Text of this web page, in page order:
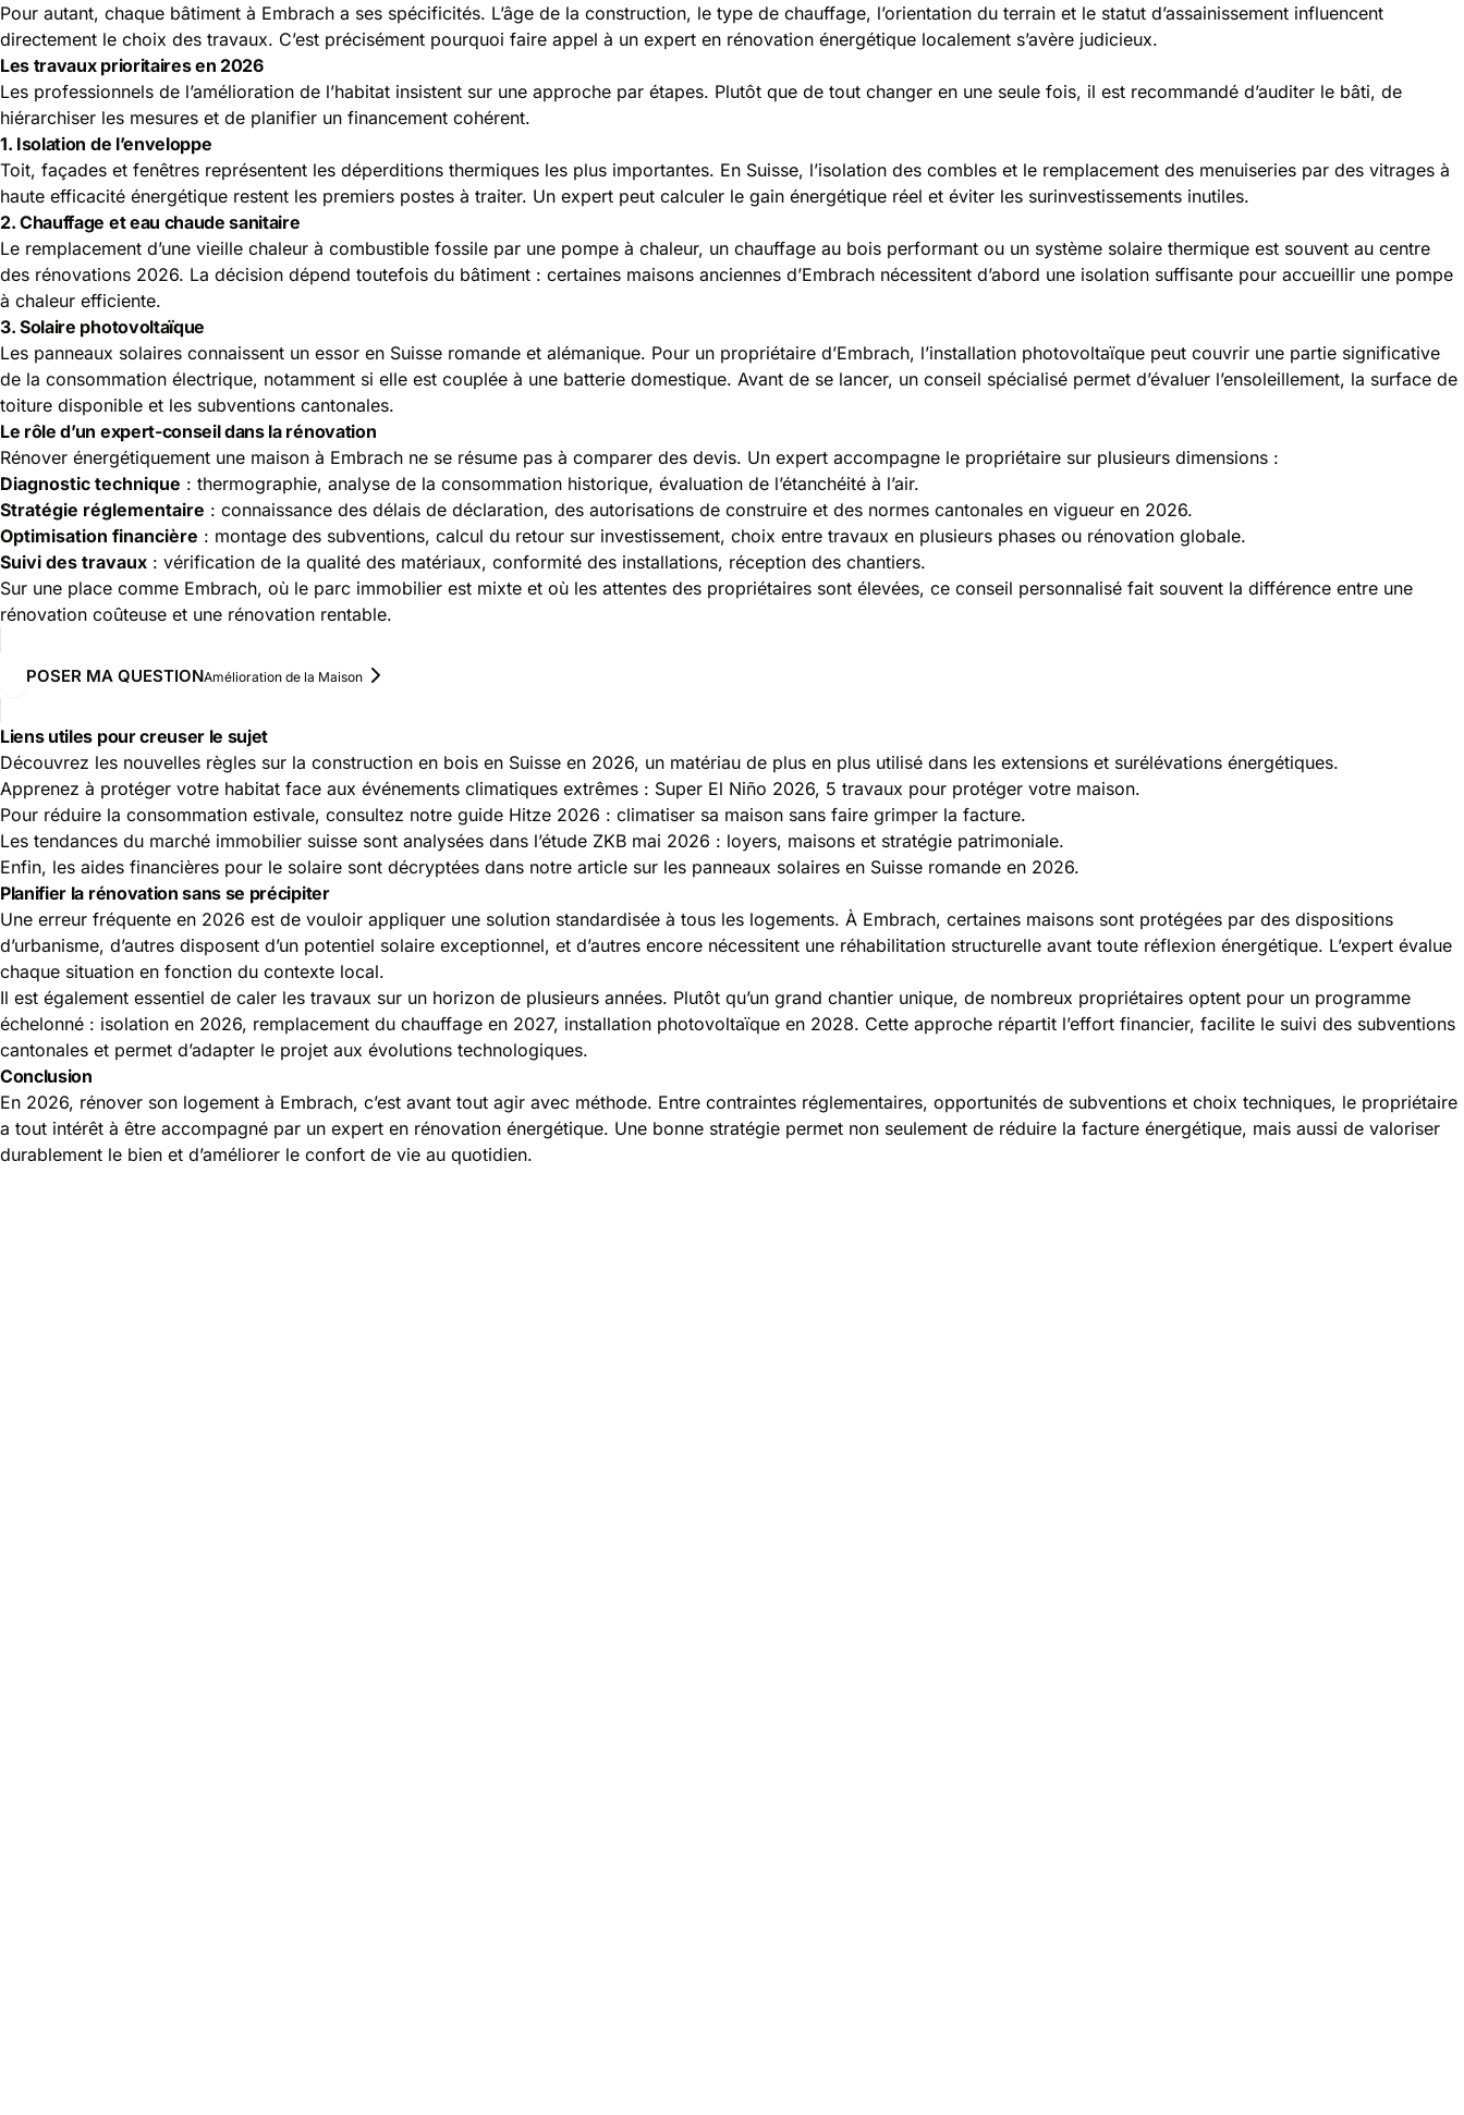
Pour autant, chaque bâtiment à Embrach a ses spécificités. L’âge de la construction, le type de chauffage, l’orientation du terrain et le statut d’assainissement influencent
directement le choix des travaux. C’est précisément pourquoi faire appel à un expert en rénovation énergétique localement s’avère judicieux.
Les travaux prioritaires en 2026
Les professionnels de l’amélioration de l’habitat insistent sur une approche par étapes. Plutôt que de tout changer en une seule fois, il est recommandé d’auditer le bâti, de
hiérarchiser les mesures et de planifier un financement cohérent.
1. Isolation de l’enveloppe
Toit, façades et fenêtres représentent les déperditions thermiques les plus importantes. En Suisse, l’isolation des combles et le remplacement des menuiseries par des vitrages à
haute efficacité énergétique restent les premiers postes à traiter. Un expert peut calculer le gain énergétique réel et éviter les surinvestissements inutiles.
2. Chauffage et eau chaude sanitaire
Le remplacement d’une vieille chaleur à combustible fossile par une pompe à chaleur, un chauffage au bois performant ou un système solaire thermique est souvent au centre
des rénovations 2026. La décision dépend toutefois du bâtiment : certaines maisons anciennes d’Embrach nécessitent d’abord une isolation suffisante pour accueillir une pompe
à chaleur efficiente.
3. Solaire photovoltaïque
Les panneaux solaires connaissent un essor en Suisse romande et alémanique. Pour un propriétaire d’Embrach, l’installation photovoltaïque peut couvrir une partie significative
de la consommation électrique, notamment si elle est couplée à une batterie domestique. Avant de se lancer, un conseil spécialisé permet d’évaluer l’ensoleillement, la surface de
toiture disponible et les subventions cantonales.
Le rôle d’un expert-conseil dans la rénovation
Rénover énergétiquement une maison à Embrach ne se résume pas à comparer des devis. Un expert accompagne le propriétaire sur plusieurs dimensions :
Diagnostic technique : thermographie, analyse de la consommation historique, évaluation de l’étanchéité à l’air.
Stratégie réglementaire : connaissance des délais de déclaration, des autorisations de construire et des normes cantonales en vigueur en 2026.
Optimisation financière : montage des subventions, calcul du retour sur investissement, choix entre travaux en plusieurs phases ou rénovation globale.
Suivi des travaux : vérification de la qualité des matériaux, conformité des installations, réception des chantiers.
Sur une place comme Embrach, où le parc immobilier est mixte et où les attentes des propriétaires sont élevées, ce conseil personnalisé fait souvent la différence entre une
rénovation coûteuse et une rénovation rentable.
POSER MA QUESTIONAmélioration de la Maison
Liens utiles pour creuser le sujet
Découvrez les nouvelles règles sur la construction en bois en Suisse en 2026, un matériau de plus en plus utilisé dans les extensions et surélévations énergétiques.
Apprenez à protéger votre habitat face aux événements climatiques extrêmes : Super El Niño 2026, 5 travaux pour protéger votre maison.
Pour réduire la consommation estivale, consultez notre guide Hitze 2026 : climatiser sa maison sans faire grimper la facture.
Les tendances du marché immobilier suisse sont analysées dans l’étude ZKB mai 2026 : loyers, maisons et stratégie patrimoniale.
Enfin, les aides financières pour le solaire sont décryptées dans notre article sur les panneaux solaires en Suisse romande en 2026.
Planifier la rénovation sans se précipiter
Une erreur fréquente en 2026 est de vouloir appliquer une solution standardisée à tous les logements. À Embrach, certaines maisons sont protégées par des dispositions
d’urbanisme, d’autres disposent d’un potentiel solaire exceptionnel, et d’autres encore nécessitent une réhabilitation structurelle avant toute réflexion énergétique. L’expert évalue
chaque situation en fonction du contexte local.
Il est également essentiel de caler les travaux sur un horizon de plusieurs années. Plutôt qu’un grand chantier unique, de nombreux propriétaires optent pour un programme
échelonné : isolation en 2026, remplacement du chauffage en 2027, installation photovoltaïque en 2028. Cette approche répartit l’effort financier, facilite le suivi des subventions
cantonales et permet d’adapter le projet aux évolutions technologiques.
Conclusion
En 2026, rénover son logement à Embrach, c’est avant tout agir avec méthode. Entre contraintes réglementaires, opportunités de subventions et choix techniques, le propriétaire
a tout intérêt à être accompagné par un expert en rénovation énergétique. Une bonne stratégie permet non seulement de réduire la facture énergétique, mais aussi de valoriser
durablement le bien et d’améliorer le confort de vie au quotidien.